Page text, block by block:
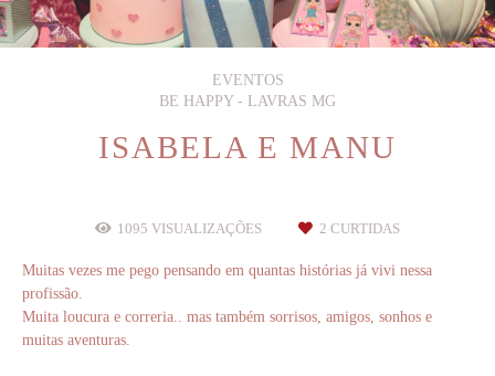
EVENTOS
BE HAPPY - LAVRAS MG
ISABELA E MANU
1095 VISUALIZAÇÕES 2 CURTIDAS
Muitas vezes me pego pensando em quantas histórias já vivi nessa
profissão.
Muita loucura e correria.. mas também sorrisos, amigos, sonhos e
muitas aventuras.